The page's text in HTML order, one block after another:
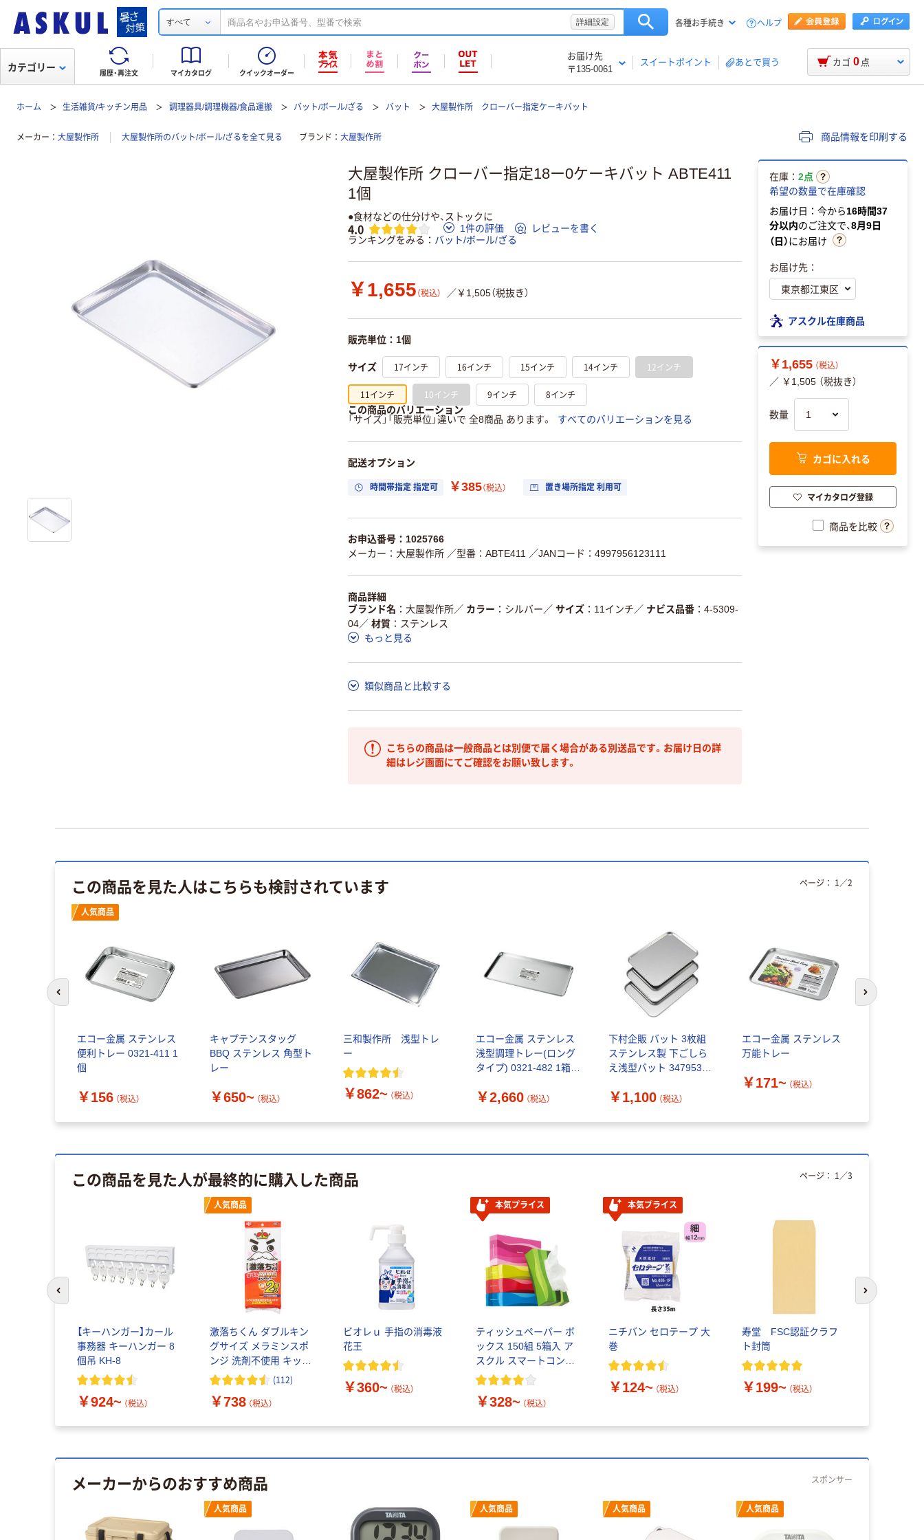
すべて 詳細設定 各種お手続き ヘルプ
履歴・再注文 マイカタログ クイックオーダー
お届け先
〒135-0061
スイートポイント あとで買う
カテゴリー カゴ 0 点
ホーム 生活雑貨/キッチン用品 調理器具/調理機器/食品運搬 バット/ボール/ざる バット 大屋製作所 クローバー指定ケーキバット
メーカー 大屋製作所 大屋製作所のバット/ボール/ざるを全て見る ブランド 大屋製作所 商品情報を印刷する
大屋製作所 クローバー指定18ー0ケーキバット ABTE411
1個
●食材などの仕分けや、ストックに
4.0 1件の評価
レビューを書く
ランキングをみる
バット/ボール/ざる
￥1,655 （税込） ／￥1,505（税抜き）
販売単位：1個
サイズ 17インチ 16インチ 15インチ 14インチ 12インチ
11インチ 10インチ 9インチ 8インチ
この商品のバリエーション
「サイズ」「販売単位」違いで 全8商品 あります。
すべてのバリエーションを見る
配送オプション
時間帯指定 指定可 ￥385（税込） 置き場所指定 利用可
お申込番号：1025766
メーカー：大屋製作所 ／型番：ABTE411 ／JANコード：4997956123111
商品詳細
ブランド名
大屋製作所／ カラー シルバー ／ サイズ 11インチ ／ ナビス品番
4-5309-
04／ 材質
ステンレス
もっと見る
類似商品と比較する
こちらの商品は一般商品とは別便で届く場合がある別送品です。お届け日の詳
細はレジ画面にてご確認をお願い致します。
在庫： 2点
希望の数量で在庫確認
お届け日：今から16時間37
分以内のご注文で、8月9日
（日）にお届け
お届け先：
アスクル在庫商品
￥1,655 （税込）
／ ￥1,505 （税抜き）
数量
カゴに入れる
マイカタログ登録
商品を比較
この商品を見た人はこちらも検討されています
人気商品
エコー金属 ステンレス
便利トレー 0321-411 1
個
￥156 （税込）
キャプテンスタッグ
BBQ ステンレス 角型ト
レー
￥650~ （税込）
三和製作所 浅型トレ
ー
￥862~ （税込）
エコー金属 ステンレス
浅型調理トレー(ロング
タイプ) 0321-482 1箱
￥2,660 （税込）
下村企販 バット 3枚組
ステンレス製 下ごしら
え浅型バット 347953 1
￥1,100 （税込）
エコー金属 ステンレス
万能トレー
￥171~ （税込）
ページ： 1 ／2
前のスライドへ 次のスライド
この商品を見た人が最終的に購入した商品
【キーハンガー】カール
事務器 キーハンガー 8
個吊 KH-8
￥924~ （税込）
人気商品
激落ちくん ダブルキン
グサイズ メラミンスポ
ンジ 洗剤不使用 キッチ
ンスポンジ セルフカッ
ク
(112)
￥738 （税込）
ビオレｕ 手指の消毒液
花王
￥360~ （税込）
本気プライス
ティッシュペーパー ボ
ックス 150組 5箱入 ア
スクル スマートコンパ
クト ビビッド PEFC認
￥328~ （税込）
本気プライス
ニチバン セロテープ 大
巻
￥124~ （税込）
寿堂 FSC認証クラフ
ト封筒
￥199~ （税込）
ページ： 1 ／3
次のスライド
メーカーからのおすすめ商品 スポンサー
人気商品 人気商品 人気商品 人気商品